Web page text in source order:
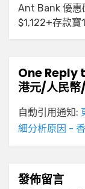
Ant Bank 優惠
$1,122+存款寶
One Reply
港元/人民幣
自動引用通知:
細分析原因 -
發佈留言